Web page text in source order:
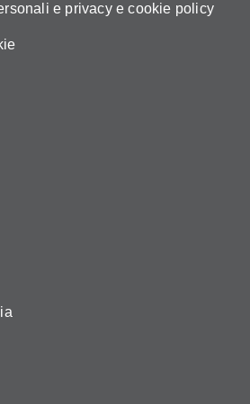
e privacy e cookie policy